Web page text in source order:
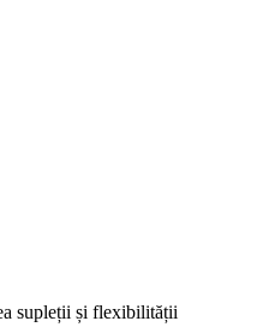
supleții și flexibilității